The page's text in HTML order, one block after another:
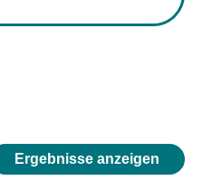
Ergebnisse anzeigen